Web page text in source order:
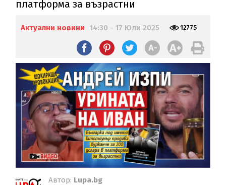
платформа за възрастни
Актуални новини 14:30 - 17 Юли 2025 12775
Автор: Lupa.bg